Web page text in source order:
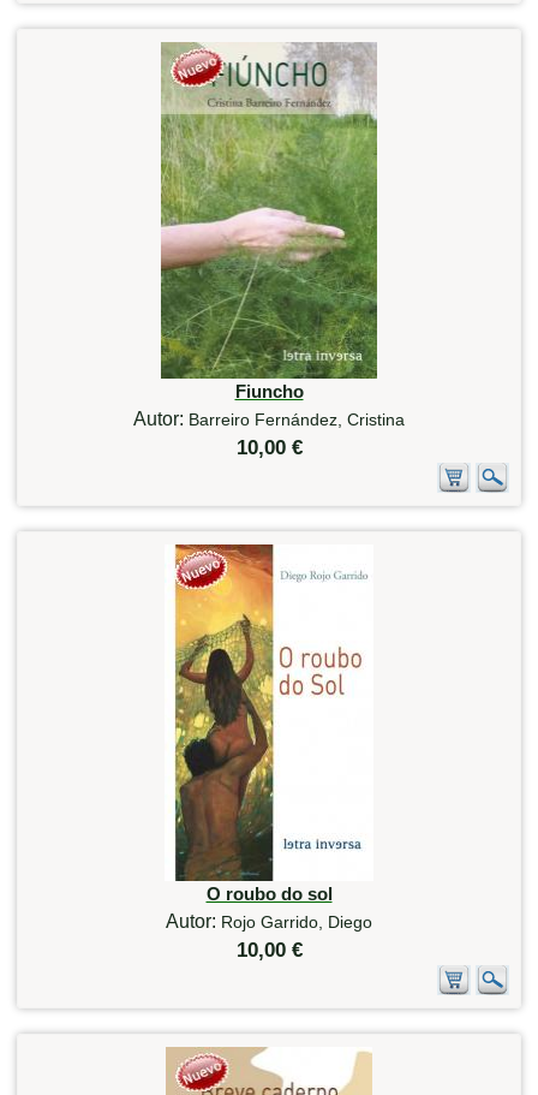
Fiuncho
Autor: Barreiro Fernández, Cristina
10,00 €
O roubo do sol
Autor: Rojo Garrido, Diego
10,00 €